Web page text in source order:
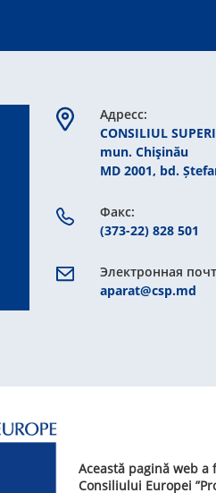
Aдресс:
CONSILIUL
mun. Chişinău
MD 2001, bd.
Факс:
(373-22) 828 501
Электронная
aparat@csp.md
Această pagină web
Consiliului Europei